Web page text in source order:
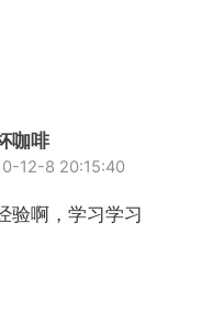
咖啡
12-8 20:15:40
验啊，学习学习